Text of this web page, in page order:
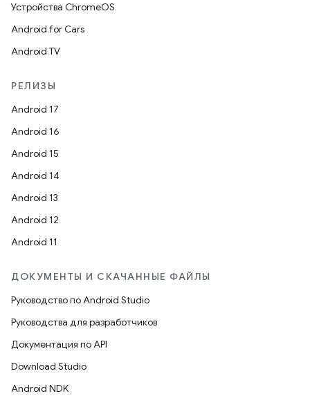
Устройства ChromeOS
Android for Cars
Android TV
РЕЛИЗЫ
Android 17
Android 16
Android 15
Android 14
Android 13
Android 12
Android 11
ДОКУМЕНТЫ И СКАЧАННЫЕ ФАЙЛЫ
Руководство по Android Studio
Руководства для разработчиков
Документация по API
Download Studio
Android NDK